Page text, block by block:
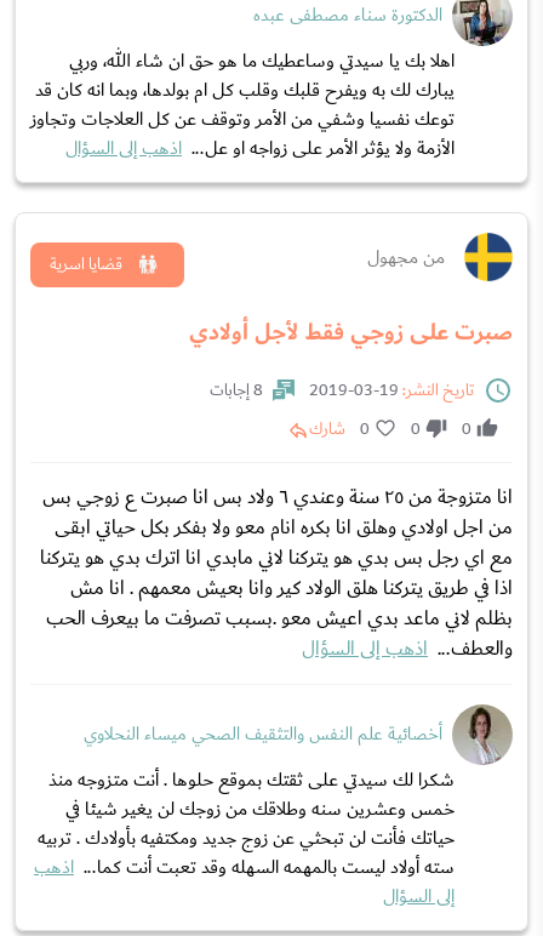
الدكتورة سناء مصطفى عبده
اهلا بك يا سيدتي وساعطيك ما هو حق ان شاء الله، وربي
يبارك لك به ويفرح قلبك وقلب كل ام بولدها، وبما انه كان قد
توعك نفسيا وشفي من الأمر وتوقف عن كل العلاجات وتجاوز
الأزمة ولا يؤثر الأمر على زواجه او عل... اذهب إلى السؤال
من مجهول
صبرت على زوجي فقط لأجل أولادي
قضايا اسرية
تاريخ النشر:
8 إجابات
0
0
0 شارك
انا متزوجة من ٢٥ سنة وعندي ٦ ولاد بس انا صبرت ع زوجي بس
من اجل اولادي وهلق انا بكره انام معو ولا بفكر بكل حياتي ابقى
مع اي رجل بس بدي هو يتركنا لاني مابدي انا اترك بدي هو يتركنا
اذا في طريق يتركنا هلق الولاد كير وانا بعيش معمهم . انا مش
بظلم لاني ماعد بدي اعيش معو .بسبب تصرفت ما بيعرف الحب
والعطف... اذهب إلى السؤال
أخصائية علم النفس والتثقيف الصحي ميساء النحلاوي
شكرا لك سيدتي على ثقتك بموقع حلوها . أنت متزوجه منذ
خمس وعشرين سنه وطلاقك من زوجك لن يغير شيئا في
حياتك فأنت لن تبحثي عن زوج جديد ومكتفيه بأولادك . تربيه
سته أولاد ليست بالمهمه السهله وقد تعبت أنت كما... اذهب
إلى السؤال